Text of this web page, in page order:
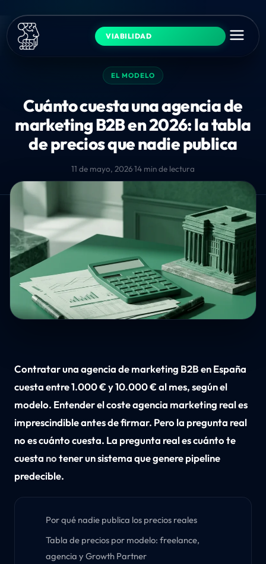
VIABILIDAD
EL MODELO
Cuánto cuesta una agencia de
marketing B2B en 2026: la tabla
de precios que nadie publica
11 de mayo, 2026·14 min de lectura
Contratar una agencia de marketing B2B en España
cuesta entre 1.000 € y 10.000 € al mes, según el
modelo. Entender el coste agencia marketing real es
imprescindible antes de firmar. Pero la pregunta real
no es cuánto cuesta. La pregunta real es cuánto te
cuesta notener un sistema que genere pipeline
predecible.
Por qué nadie publica los precios reales
Tabla de precios por modelo: freelance,
agencia y Growth Partner